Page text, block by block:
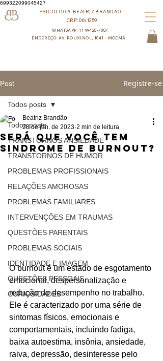
699322099045427
PSICÓLOGA BEATRIZ BRANDÃO
CRP:06/1259
ENDEREÇO: AV. ROUXINOL, 1041 - MOEMA
WHATSAPP: 11 99425-7007
Post Registre-se
Todos posts
TRANSTORNOS ANSIEDADE
TRANSTORNOS DE HUMOR
PROBLEMAS PROFISSIONAIS
RELAÇÕES AMOROSAS
PROBLEMAS FAMILIARES
INTERVENÇÕES EM TRAUMAS
QUESTÕES PARENTAIS
PROBLEMAS SOCIAIS
IDENTIDADE E IMAGEM
QUESTÕES PESSOAIS
CURIOSIDADES
Todos posts
Será que você tem
Sindrome de Burnout?
Beatriz Brandão
28 de jan. de 2023 2 min de leitura
O burnout é um estado de esgotamento
emocional, despersonalização e
redução do desempenho no trabalho.
Ele é caracterizado por uma série de
sintomas físicos, emocionais e
comportamentais, incluindo fadiga,
baixa autoestima, insônia, ansiedade,
raiva, depressão, desinteresse pelo